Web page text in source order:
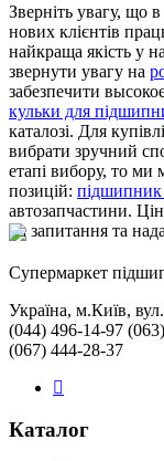
Зверніть увагу, що
нових клієнтів
найкраща якість у
звернути увагу на
забезпечити
кульки для
каталозі. Для
вибрати зручний
етапі вибору, то
позицій: підшипник
автозапчастини.
на запитання та
Cупермаркет
Україна, м.Київ,
(044) 496-14-97
(067) 444-28-37
Каталог